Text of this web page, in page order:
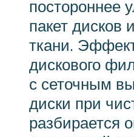
постороннее
пакет дисков
ткани.
дискового
с сеточным
диски при
разбирается